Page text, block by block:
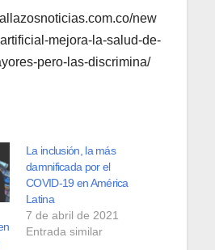
new
mejora-la-salud-de-
pero-las-discrimina/
La inclusión, la más
damnificada por el
COVID-19 en América
Latina
7 de abril de 2021
Entrada similar